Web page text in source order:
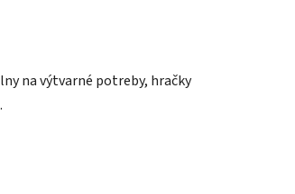
na výtvarné potreby, hračky